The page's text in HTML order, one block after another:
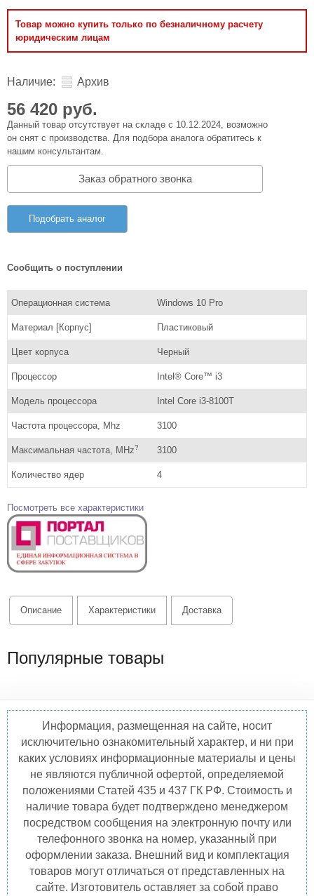
Товар можно купить только по безналичному расчету
юридическим лицам
Наличие: Архив
56 420 руб.
Данный товар отсутствует на складе с 10.12.2024, возможно
он снят с производства. Для подбора аналога обратитесь к
нашим консультантам.
Заказ обратного звонка
Подобрать аналог
Сообщить о поступлении
Операционная система Windows 10 Pro
Материал [Корпус] Пластиковый
Цвет корпуса Черный
Процессор Intel® Core™ i3
Модель процессора Intel Core i3-8100T
Частота процессора, Mhz 3100
Максимальная частота, MHz? 3100
Количество ядер 4
Посмотреть все характеристики
Описание Характеристики Доставка
Популярные товары
Информация, размещенная на сайте, носит
исключительно ознакомительный характер, и ни при
каких условиях информационные материалы и цены
не являются публичной офертой, определяемой
положениями Статей 435 и 437 ГК РФ. Стоимость и
наличие товара будет подтверждено менеджером
посредством сообщения на электронную почту или
телефонного звонка на номер, указанный при
оформлении заказа. Внешний вид и комплектация
товаров могут отличаться от представленных на
сайте. Изготовитель оставляет за собой право